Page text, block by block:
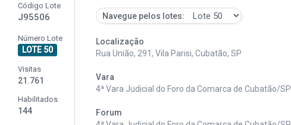
Código Lote
J95506
Número Lote
LOTE 50
Visitas
21.761
Habilitados
144
Navegue pelos lotes:
Localização
Rua União, 291, Vila Parisi, Cubatão, SP
Vara
4ª Vara Judicial do Foro da Comarca de Cubatão/SP
Forum